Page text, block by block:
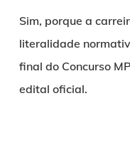
Sim, porque a
literalidade
final do Concurso
edital oficial.